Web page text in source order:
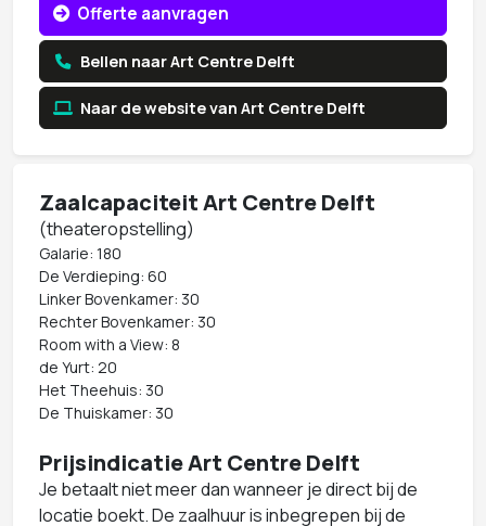
Offerte aanvragen
Bellen naar Art Centre Delft
Naar de website van Art Centre Delft
Zaalcapaciteit Art Centre Delft
(theateropstelling)
Galarie: 180
De Verdieping: 60
Linker Bovenkamer: 30
Rechter Bovenkamer: 30
Room with a View: 8
de Yurt: 20
Het Theehuis: 30
De Thuiskamer: 30
Prijsindicatie Art Centre Delft
Je betaalt niet meer dan wanneer je direct bij de
locatie boekt. De zaalhuur is inbegrepen bij de